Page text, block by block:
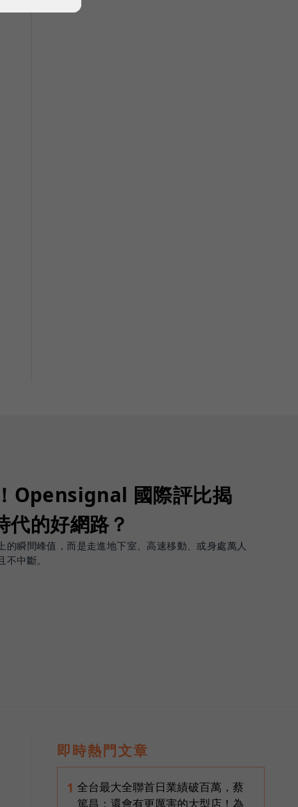
Opensignal 國際評比揭
代的好網路？
瞬間峰值，而是走進地下室、高速移動、或身處萬人
中斷。
即時熱門文章
1 全台最大全聯首日業績破百萬，蔡
篤昌：還會有更厲害的大型店！為